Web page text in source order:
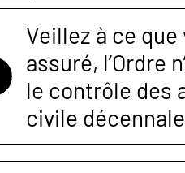
Veillez à ce
assuré, l’Ordre
le contrôle des
civile